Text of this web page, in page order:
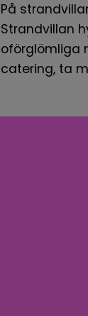
På
Strandvillan
oförglömliga
catering, ta